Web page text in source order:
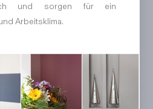
und sorgen für ein
Arbeitsklima.